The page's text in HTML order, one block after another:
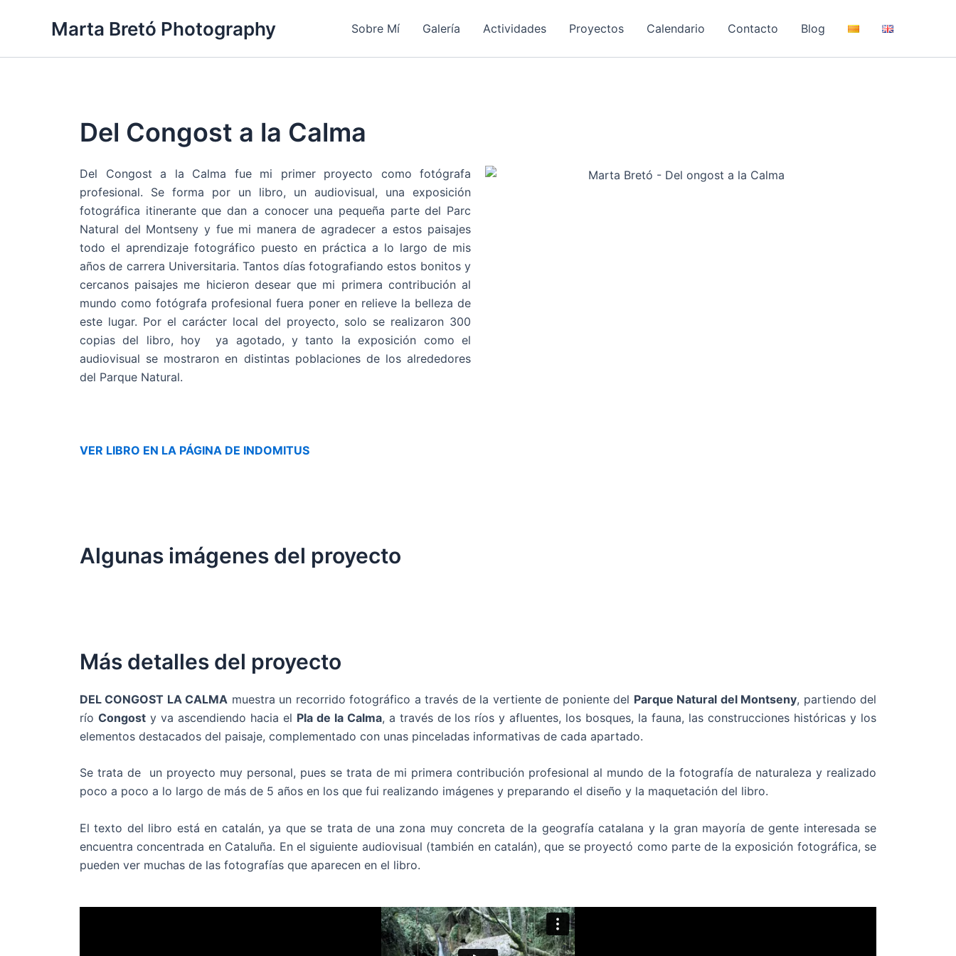
Marta Bretó Photography Sobre Mí Galería Actividades Proyectos Calendario Contacto Blog
Del Congost a la Calma
Del Congost a la Calma fue mi primer proyecto como fotógrafa
profesional. Se forma por un libro, un audiovisual, una exposición
fotográfica itinerante que dan a conocer una pequeña parte del Parc
Natural del Montseny y fue mi manera de agradecer a estos paisajes
todo el aprendizaje fotográfico puesto en práctica a lo largo de mis
años de carrera Universitaria. Tantos días fotografiando estos bonitos y
cercanos paisajes me hicieron desear que mi primera contribución al
mundo como fotógrafa profesional fuera poner en relieve la belleza de
este lugar. Por el carácter local del proyecto, solo se realizaron 300
copias del libro, hoy ya agotado, y tanto la exposición como el
audiovisual se mostraron en distintas poblaciones de los alrededores
del Parque Natural.
VER LIBRO EN LA PÁGINA DE INDOMITUS
Algunas imágenes del proyecto
Más detalles del proyecto
DEL CONGOST LA CALMA muestra un recorrido fotográfico a través de la vertiente de poniente del Parque Natural del Montseny, partiendo del
río Congosty va ascendiendo hacia el Pla de la Calma, a través de los ríos y afluentes, los bosques, la fauna, las construcciones históricas y los
elementos destacados del paisaje, complementado con unas pinceladas informativas de cada apartado.
Se trata de un proyecto muy personal, pues se trata de mi primera contribución profesional al mundo de la fotografía de naturaleza y realizado
poco a poco a lo largo de más de 5 años en los que fui realizando imágenes y preparando el diseño y la maquetación del libro.
El texto del libro está en catalán, ya que se trata de una zona muy concreta de la geografía catalana y la gran mayoría de gente interesada se
encuentra concentrada en Cataluña. En el siguiente audiovisual (también en catalán), que se proyectó como parte de la exposición fotográfica, se
pueden ver muchas de las fotografías que aparecen en el libro.